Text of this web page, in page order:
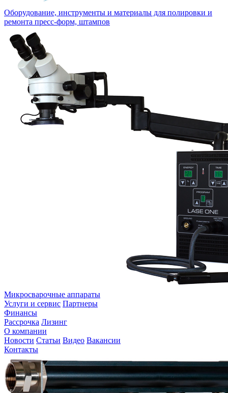
Оборудование, инструменты и материалы для полировки и
ремонта пресс-форм, штампов
Микросварочные аппараты
Услуги и сервис Партнеры
Финансы
Рассрочка Лизинг
О компании
Новости Статьи Видео Вакансии
Контакты